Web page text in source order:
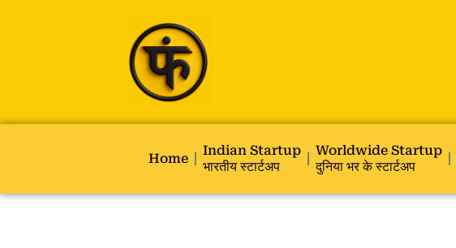
Home
Indian Startup
भारतीय स्टार्टअप
Worldwide Startup
दुनिया भर के स्टार्टअप